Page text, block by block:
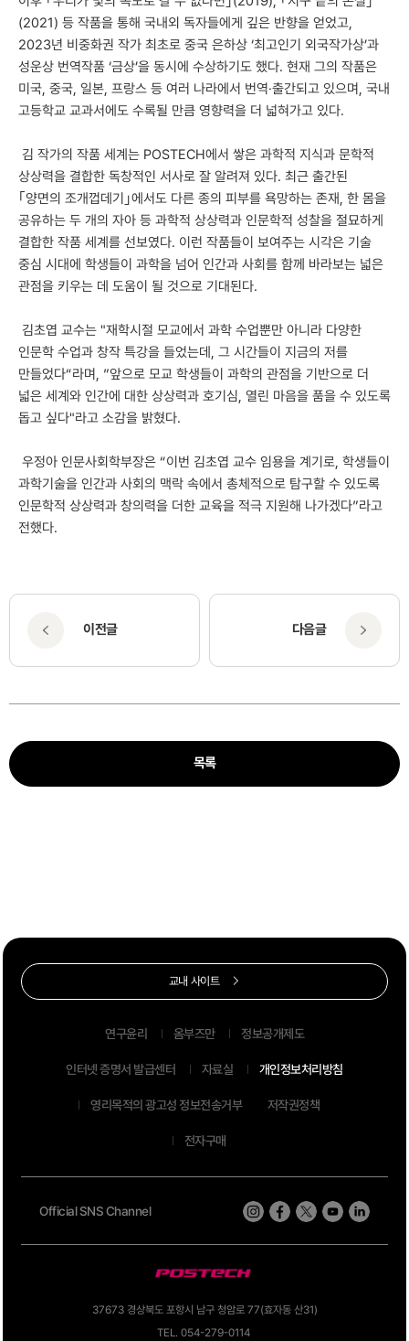
(2021) 등 작품을 통해 국내외 독자들에게 깊은 반향을 얻었고,
2023년 비중화권 작가 최초로 중국 은하상 ‘최고인기 외국작가상’과
성운상 번역작품 ‘금상’을 동시에 수상하기도 했다. 현재 그의 작품은
미국, 중국, 일본, 프랑스 등 여러 나라에서 번역·출간되고 있으며, 국내
고등학교 교과서에도 수록될 만큼 영향력을 더 넓혀가고 있다.
김 작가의 작품 세계는 POSTECH에서 쌓은 과학적 지식과 문학적
상상력을 결합한 독창적인 서사로 잘 알려져 있다. 최근 출간된
｢양면의 조개껍데기｣에서도 다른 종의 피부를 욕망하는 존재, 한 몸을
공유하는 두 개의 자아 등 과학적 상상력과 인문학적 성찰을 절묘하게
결합한 작품 세계를 선보였다. 이런 작품들이 보여주는 시각은 기술
중심 시대에 학생들이 과학을 넘어 인간과 사회를 함께 바라보는 넓은
관점을 키우는 데 도움이 될 것으로 기대된다.
김초엽 교수는 "재학시절 모교에서 과학 수업뿐만 아니라 다양한
인문학 수업과 창작 특강을 들었는데, 그 시간들이 지금의 저를
만들었다“라며, ”앞으로 모교 학생들이 과학의 관점을 기반으로 더
넓은 세계와 인간에 대한 상상력과 호기심, 열린 마음을 품을 수 있도록
돕고 싶다"라고 소감을 밝혔다.
우정아 인문사회학부장은 “이번 김초엽 교수 임용을 계기로, 학생들이
과학기술을 인간과 사회의 맥락 속에서 총체적으로 탐구할 수 있도록
인문학적 상상력과 창의력을 더한 교육을 적극 지원해 나가겠다”라고
전했다.
이전글 다음글
목록
37673 경상북도 포항시 남구 청암로 77(효자동 산31)
TEL. 054-279-0114
Official SNS Channel
연구윤리 옴부즈만 정보공개제도
인터넷 증명서 발급센터 자료실 개인정보처리방침
영리목적의 광고성 정보전송거부 저작권정책
전자구매
교내 사이트